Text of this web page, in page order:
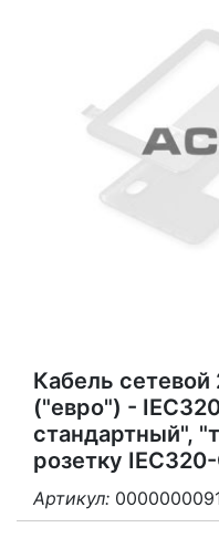
Кабель
("евро") -
стандартный",
розетку
Артикул: